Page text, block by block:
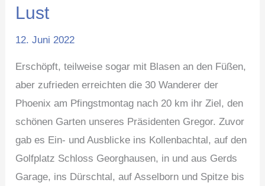
Lust
12. Juni 2022
Erschöpft, teilweise sogar mit Blasen an den Füßen,
aber zufrieden erreichten die 30 Wanderer der
Phoenix am Pfingstmontag nach 20 km ihr Ziel, den
schönen Garten unseres Präsidenten Gregor. Zuvor
gab es Ein- und Ausblicke ins Kollenbachtal, auf den
Golfplatz Schloss Georghausen, in und aus Gerds
Garage, ins Dürschtal, auf Asselborn und Spitze bis